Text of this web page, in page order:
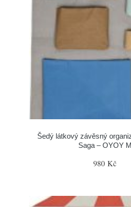
Šedý látkový závěsný
Saga – OYOY
980 Kč